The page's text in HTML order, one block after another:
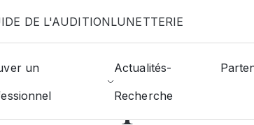
DE L'AUDITIONLUNETTERIE
un
Actualités-
Recherche
Viriat
un